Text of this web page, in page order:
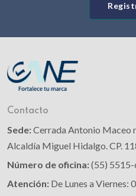
Contacto
Sede:Cerrada Antonio Maceo
Alcaldía Miguel Hidalgo. CP.
Número de oficina:(55)
Atención: De Lunes a Viernes: